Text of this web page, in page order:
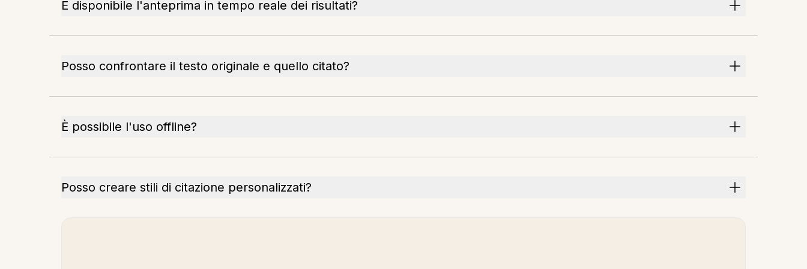
È disponibile l'anteprima in tempo reale dei risultati?
Posso confrontare il testo originale e quello citato?
È possibile l'uso offline?
Posso creare stili di citazione personalizzati?